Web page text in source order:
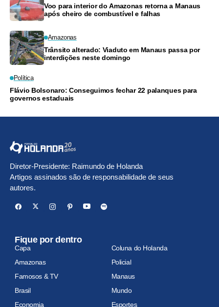
Voo para interior do Amazonas retorna a Manaus
após cheiro de combustível e falhas
Amazonas
Trânsito alterado: Viaduto em Manaus passa por
interdições neste domingo
Política
Flávio Bolsonaro: Conseguimos fechar 22 palanques para
governos estaduais
Diretor-Presidente: Raimundo de Holanda
Artigos assinados são de responsabilidade de seus
autores.
Fique por dentro
Capa
Coluna do Holanda
Amazonas
Policial
Famosos & TV
Manaus
Brasil
Mundo
Economia
Esportes